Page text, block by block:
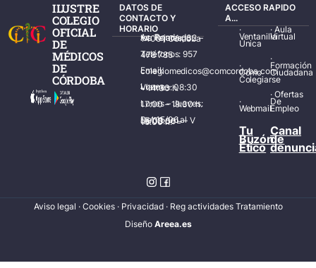
ILUSTRE
COLEGIO
OFICIAL
DE
MÉDICOS
DE
CÓRDOBA
DATOS DE
CONTACTO Y
HORARIO
Av. Ronda de los Tejares, 32 – 14001 Córdoba
Teléfonos: 957 478 785
Email: colegiomedicos@comcordoba.com
Lunes – Viernes: 08:30 – 14:30 h.
Lunes – Jueves: 17:00 – 19:30 h.
Del 15/06 al 15/09 de L – V de 08:00 – 15:00 h.
ACCESO RAPIDO
A...
·
Ventanilla
Única
·
Cómo
Colegiarse
·
Webmail
·Aula
Virtual
·
Formación
Ciudadana
·Ofertas
De
Empleo
Tu
Buzón
Ético
Canal
de
Aviso legal · Cookies· Privacidad · Reg actividades Tratamiento
Diseño Areea.es